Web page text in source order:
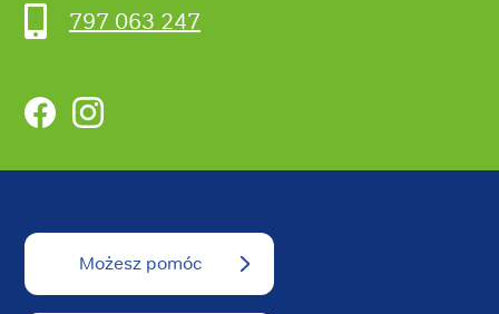
797 063 247
FacebookInstagram
Możesz pomóc